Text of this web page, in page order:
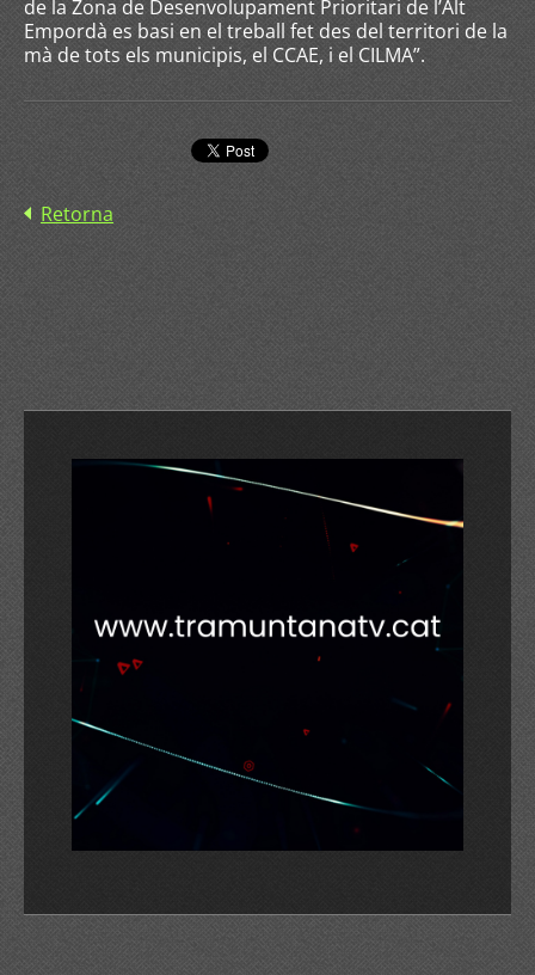
de la Zona de Desenvolupament Prioritari de l’Alt
Empordà es basi en el treball fet des del territori de la
mà de tots els municipis, el CCAE, i el CILMA”.
Retorna